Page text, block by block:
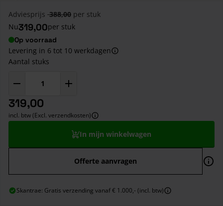
Adviesprijs 388,00 per stuk
Nu319,00per stuk
Op voorraad
Levering in 6 tot 10 werkdagen
Aantal stuks
319,00
incl. btw (Excl. verzendkosten)
In mijn winkelwagen
Offerte aanvragen
Skantrae: Gratis verzending vanaf € 1.000,- (incl. btw)